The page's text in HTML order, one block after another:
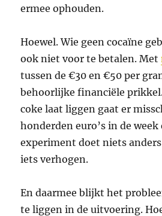
ermee ophouden.
Hoewel. Wie geen cocaïne
ook niet voor te betalen. Met
tussen de €30 en €50 per
behoorlijke financiële
coke laat liggen gaat er
honderden euro’s in de
experiment doet niets
iets verhogen.
En daarmee blijkt het
te liggen in de uitvoering.